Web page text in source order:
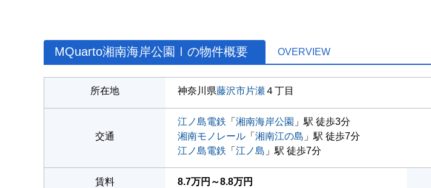
MQuarto湘南海岸公園Ⅰの物件概要 OVERVIEW
所在地 神奈川県藤沢市片瀬４丁目
交通
江ノ島電鉄 「 湘南海岸公園 」駅 徒歩3分
湘南モノレール 「 湘南江の島 」駅 徒歩7分
江ノ島電鉄 「 江ノ島 」駅 徒歩7分
賃料 8.7万円～8.8万円